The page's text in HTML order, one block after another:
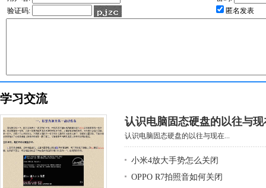
验证码:
匿名发表
学习交流
认识电脑固态硬盘的以往与现
认识电脑固态硬盘的以往与现在...
小米4放大手势怎么关闭
OPPO R7拍照音如何关闭